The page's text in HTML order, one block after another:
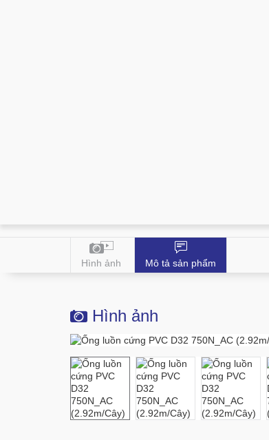
Hình ảnh Mô tả sản phẩm
Hình ảnh